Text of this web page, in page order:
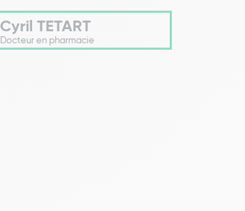
Cyril TETART
Docteur en pharmacie